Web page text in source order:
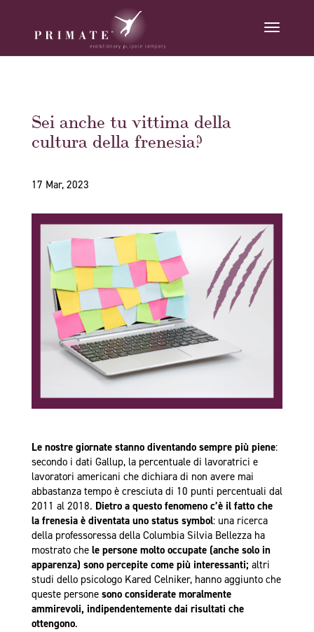
Sei anche tu vittima della
cultura della frenesia?
17 Mar, 2023
Le nostre giornate stanno diventando sempre più piene:
secondo i dati Gallup, la percentuale di lavoratrici e
lavoratori americani che dichiara di non avere mai
abbastanza tempo è cresciuta di 10 punti percentuali dal
2011 al 2018. Dietro a questo fenomeno c’è il fatto che
la frenesia è diventata uno status symbol: una ricerca
della professoressa della Columbia Silvia Bellezza ha
mostrato che le persone molto occupate (anche solo in
apparenza) sono percepite come più interessanti; altri
studi dello psicologo Kared Celniker, hanno aggiunto che
queste persone sono considerate moralmente
ammirevoli, indipendentemente dai risultati che
ottengono.